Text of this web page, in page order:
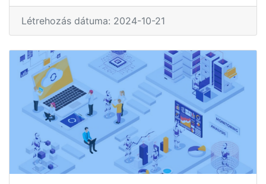
Létrehozás dátuma: 2024-10-21